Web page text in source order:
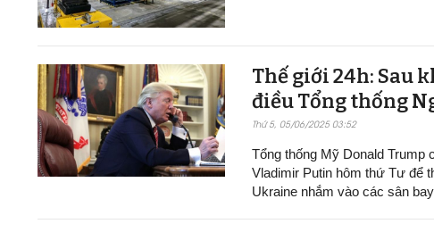
Thế giới 24h: Sau
điều Tổng thống
Thứ 5, 05/06/2025 03:52
Tổng thống Mỹ Donald Trump
Vladimir Putin hôm thứ Tư để
Ukraine nhắm vào các sân